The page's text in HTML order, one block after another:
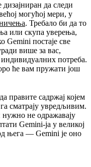
да следи
могућој мери, у
. Требало би да то
или скупа уверења,
Gemini постаје све
више за вас,
потреба.
ће вам пружати још
правите садржај којем
сматрају увредљивим.
нужно не одражавају
Gemini-ја у великој
њега — Gemini је оно